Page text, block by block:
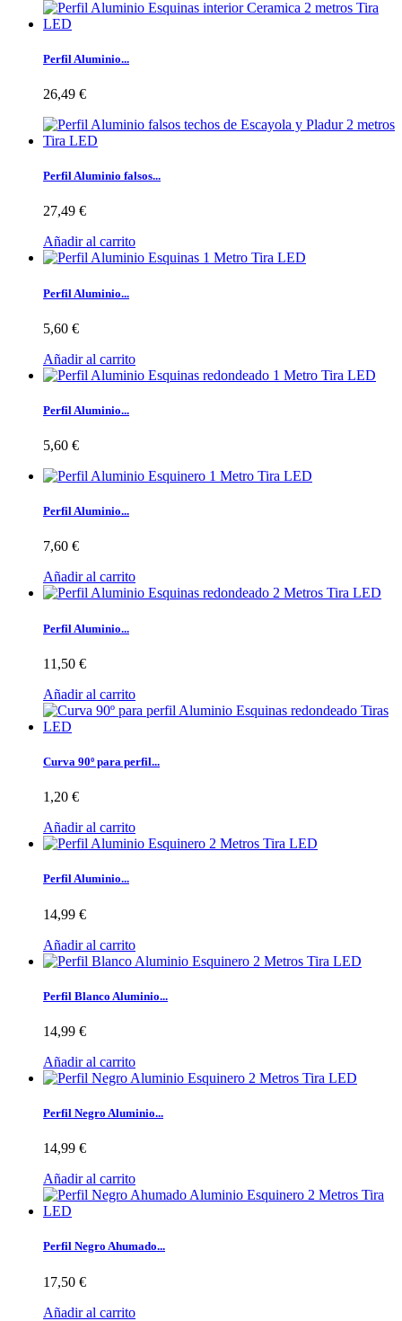
Perfil Aluminio...
26,49 €
Perfil Aluminio falsos...
27,49 €
Añadir al carrito
Perfil Aluminio...
5,60 €
Añadir al carrito
Perfil Aluminio...
5,60 €
Perfil Aluminio...
7,60 €
Añadir al carrito
Perfil Aluminio...
11,50 €
Añadir al carrito
Curva 90º para perfil...
1,20 €
Añadir al carrito
Perfil Aluminio...
14,99 €
Añadir al carrito
Perfil Blanco Aluminio...
14,99 €
Añadir al carrito
Perfil Negro Aluminio...
14,99 €
Añadir al carrito
Perfil Negro Ahumado...
17,50 €
Añadir al carrito